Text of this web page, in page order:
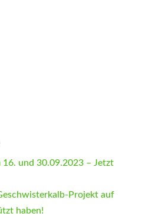
16. und 30.09.2023 – Jetzt
Projekt auf
haben!